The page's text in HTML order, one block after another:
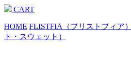
CART
HOME FLISTFIA（フリストフィア）
ト・スウェット）